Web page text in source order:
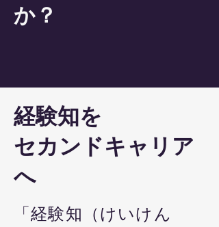
か？
経験知を
セカンドキャリア
へ
「経験知（けいけん